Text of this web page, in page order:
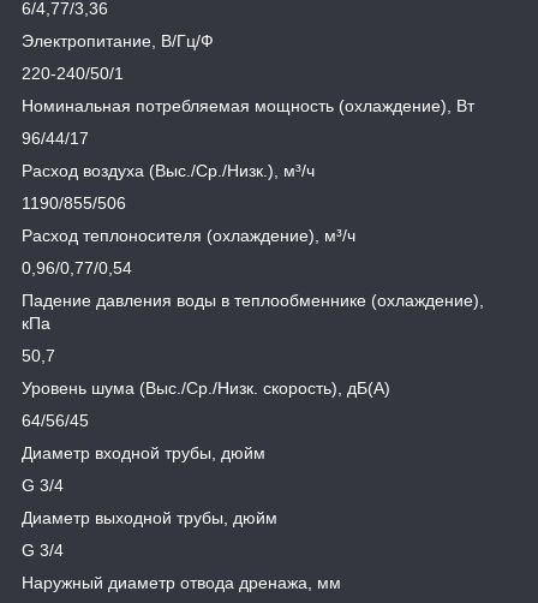
6/4,77/3,36
Электропитание, В/Гц/Ф
220-240/50/1
Номинальная потребляемая мощность (охлаждение), Вт
96/44/17
Расход воздуха (Выс./Ср./Низк.), м³/ч
1190/855/506
Расход теплоносителя (охлаждение), м³/ч
0,96/0,77/0,54
Падение давления воды в теплообменнике (охлаждение),
кПа
50,7
Уровень шума (Выс./Ср./Низк. скорость), дБ(А)
64/56/45
Диаметр входной трубы, дюйм
G 3/4
Диаметр выходной трубы, дюйм
G 3/4
Наружный диаметр отвода дренажа, мм